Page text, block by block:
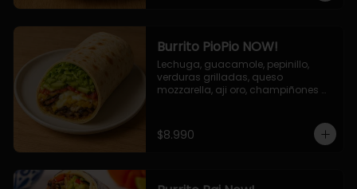
Burrito PioPio NOW!
Lechuga, guacamole, pepinillo,
verduras grilladas, queso
mozzarella, aji oro, champiñones
$8.990